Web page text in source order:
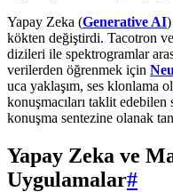
Yapay Zeka (Generative AI
kökten değiştirdi. Tacotron
dizileri ile spektrogramlar
verilerden öğrenmek için
uca yaklaşım, ses klonlama
konuşmacıları taklit
konuşma sentezine olanak
Yapay Zeka ve
Uygulamalar#